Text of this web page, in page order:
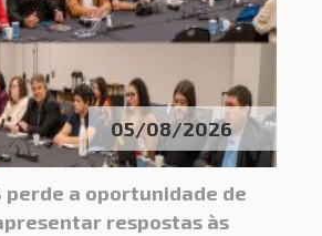
05/08/2026
perde a oportunidade de
respostas às